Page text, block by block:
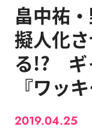
畠中祐
擬人化
る!? ギ
『ワッ
2019.04.25